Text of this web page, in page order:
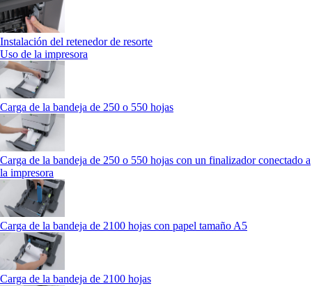
Instalación del retenedor de resorte
Uso de la impresora
Carga de la bandeja de 250 o 550 hojas
Carga de la bandeja de 250 o 550 hojas con un finalizador conectado a
la impresora
Carga de la bandeja de 2100 hojas con papel tamaño A5
Carga de la bandeja de 2100 hojas